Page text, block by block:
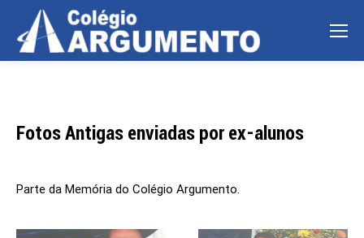
Fotos Antigas enviadas por ex-alunos
Parte da Memória do Colégio Argumento.